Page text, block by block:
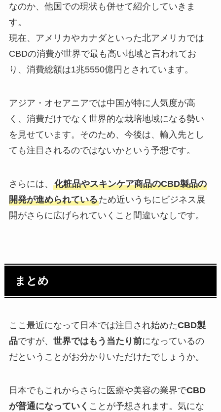
なのか、他国での現状も併せて紹介していきま
す。
現在、アメリカやカナダといった北アメリカでは
CBDの消費が世界で最も高い地域と言われてお
り、消費総額は1兆5550億円とされています。
アジア・オセアニアでは中国が特に人気度が高
く、消費だけでなく世界的な栽培地域になる勢い
を見せています。そのため、今後は、輸入先とし
ても注目されるのではないかという予想です。
さらには、 化粧品やスキンケア商品のCBD製品の
開発が進められているため近いうちにビジネス展
開がさらに広げられていくこと間違いなしです。
まとめ
ここ最近になって日本では注目され始めたCBD製
品ですが、 世界ではもう当たり前になっているの
だということがお分かりいただけたでしょうか。
日本でもこれからさらに医療や美容の業界でCBD
が普通になっていく ことが予想されます。気にな